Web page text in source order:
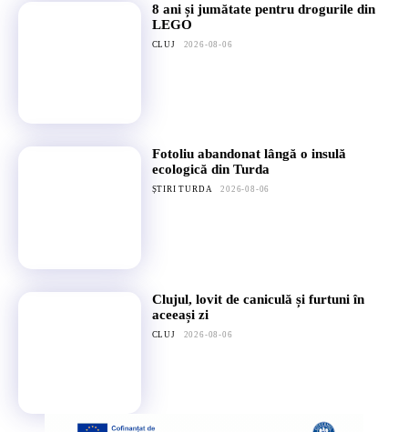
8 ani și jumătate pentru drogurile din
LEGO
CLUJ 2026-08-06
Fotoliu abandonat lângă o insulă
ecologică din Turda
ȘTIRI TURDA 2026-08-06
Clujul, lovit de caniculă și furtuni în
aceeași zi
CLUJ 2026-08-06